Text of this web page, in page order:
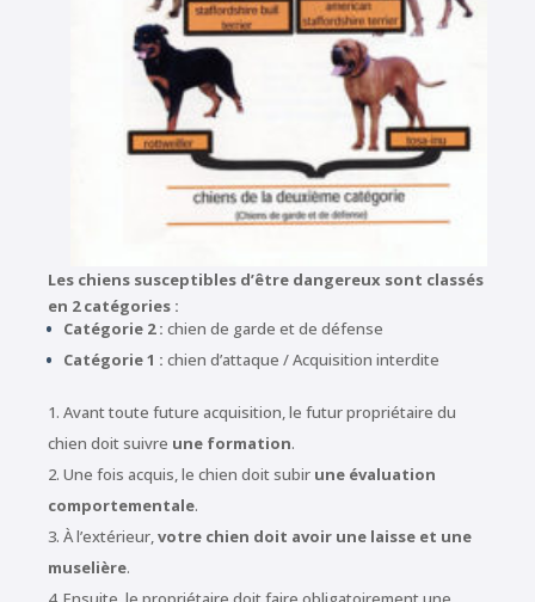
Les chiens susceptibles d’être dangereux sont classés
en 2 catégories :
Catégorie 2 : chien de garde et de défense
Catégorie 1 : chien d’attaque / Acquisition interdite
Avant toute future acquisition, le futur propriétaire du
chien doit suivre une formation.
Une fois acquis, le chien doit subir une évaluation
comportementale.
À l’extérieur,votre chien doit avoir une laisse et une
muselière.